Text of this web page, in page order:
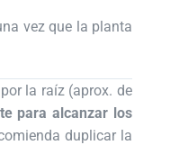
vez que la planta
la raíz (aprox. de
para alcanzar los
duplicar la